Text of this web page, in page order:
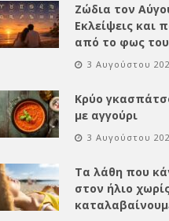
Ζώδια τον
Εκλείψεις και
από το φως του
3 Αυγούστου
Κρύο
με αγγούρι
3 Αυγούστου
Τα λάθη που
στον ήλιο